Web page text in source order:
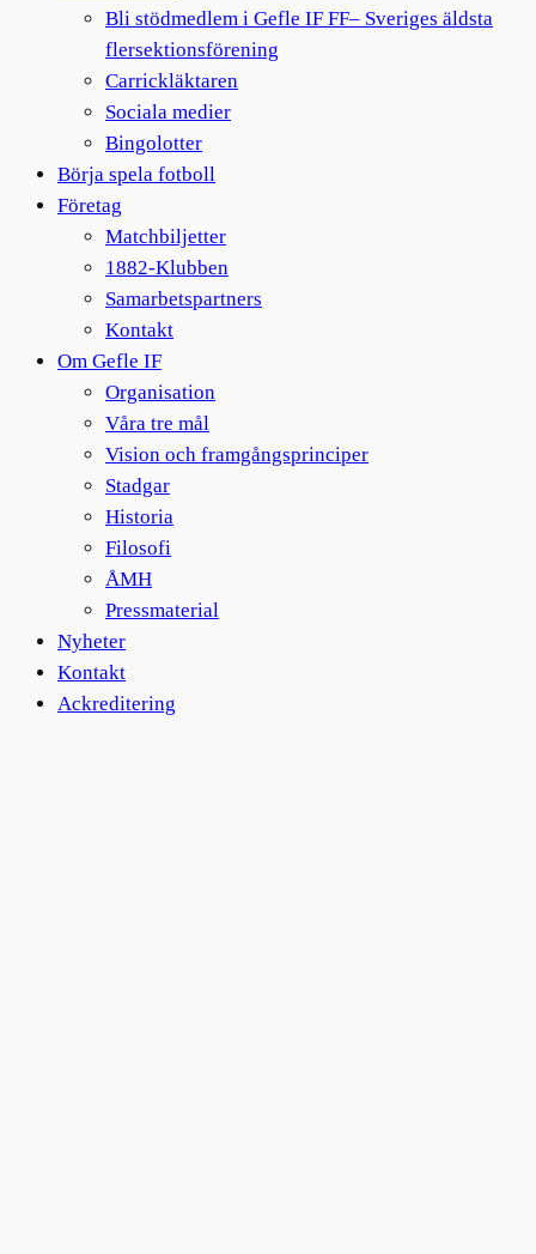
Bli stödmedlem i Gefle IF FF– Sveriges äldsta
flersektionsförening
Carrickläktaren
Sociala medier
Bingolotter
Börja spela fotboll
Företag
Matchbiljetter
1882-Klubben
Samarbetspartners
Kontakt
Om Gefle IF
Organisation
Våra tre mål
Vision och framgångsprinciper
Stadgar
Historia
Filosofi
ÅMH
Pressmaterial
Nyheter
Kontakt
Ackreditering